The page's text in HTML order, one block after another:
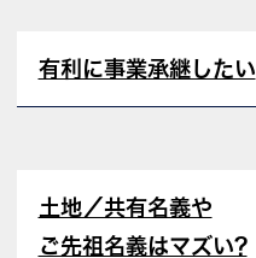
有利に事業承継したい
土地／共有名義や
ご先祖名義はマズい?